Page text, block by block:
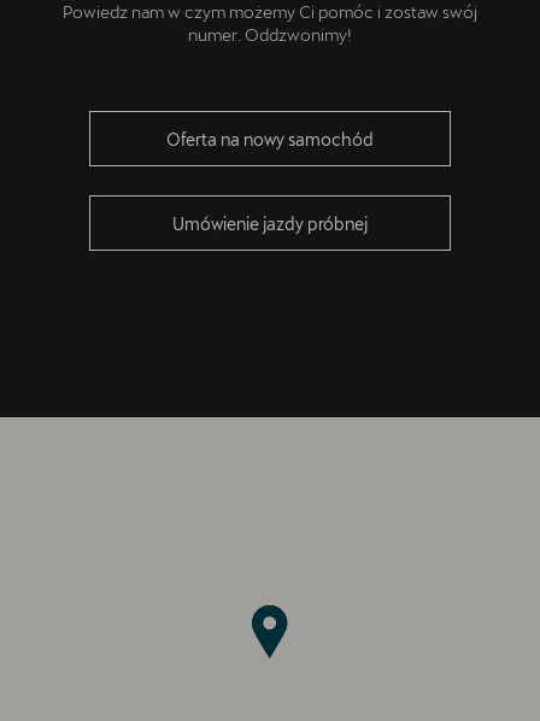
Powiedz nam w czym możemy Ci pomóc i zostaw swój
numer. Oddzwonimy!
Oferta na nowy samochód
Umówienie jazdy próbnej